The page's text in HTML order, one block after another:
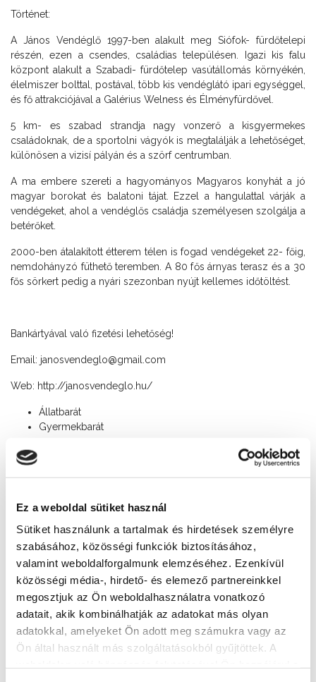
Ez a weboldal sütiket használ
Sütiket használunk a tartalmak és hirdetések személyre
szabásához, közösségi funkciók biztosításához,
valamint weboldalforgalmunk elemzéséhez. Ezenkívül
közösségi média-, hirdető- és elemező partnereinkkel
megosztjuk az Ön weboldalhasználatra vonatkozó
adatait, akik kombinálhatják az adatokat más olyan
adatokkal, amelyeket Ön adott meg számukra vagy az
Ön által használt más szolgáltatásokból gyűjtöttek. A
Történet:
A János Vendéglő 1997-ben alakult meg Siófok- fürdőtelepi
részén, ezen a csendes, családias településen. Igazi kis falu
központ alakult a Szabadi- fürdőtelep vasútállomás környékén,
élelmiszer bolttal, postával, több kis vendéglátó ipari egységgel,
és fő attrakciójával a Galérius Welness és Élményfürdővel.
5 km- es szabad strandja nagy vonzerő a kisgyermekes
családoknak, de a sportolni vágyók is megtalálják a lehetőséget,
különösen a vizisí pályán és a szörf centrumban.
A ma embere szereti a hagyományos Magyaros konyhát a jó
magyar borokat és balatoni tájat. Ezzel a hangulattal várják a
vendégeket, ahol a vendéglős családja személyesen szolgálja a
betérőket.
2000-ben átalakított étterem télen is fogad vendégeket 22- főig,
nemdohányzó füthető teremben. A 80 fős árnyas terasz és a 30
fős sörkert pedig a nyári szezonban nyújt kellemes időtöltést.
Bankártyával való fizetési lehetőség!
Email: janosvendeglo@gmail.com
Web: http://janosvendeglo.hu/
Állatbarát
Gyermekbarát
Nyitvatartás
Asztalfoglalás
Cím
8600 Siófok, Szent László utca 192/A
Weboldal
http://janosvendeglo.hu/
További éttermek